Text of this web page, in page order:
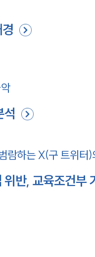
석
람하는 X(구 트위터
반, 교육조건부